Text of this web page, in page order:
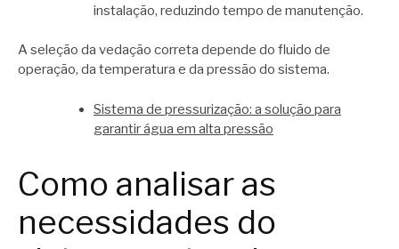
instalação, reduzindo tempo de manutenção.
A seleção da vedação correta depende do fluido de
operação, da temperatura e da pressão do sistema.
Sistema de pressurização: a solução para
garantir água em alta pressão
Como analisar as
necessidades do